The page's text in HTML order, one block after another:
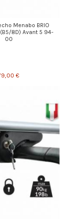
Menabo BRIO
(B5/8D) Avant 5 94-
00
€